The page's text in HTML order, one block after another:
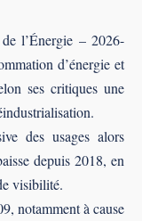
l’Énergie – 2026-
d’énergie et
ses critiques une
des usages alors
depuis 2018, en
visibilité.
notamment à cause